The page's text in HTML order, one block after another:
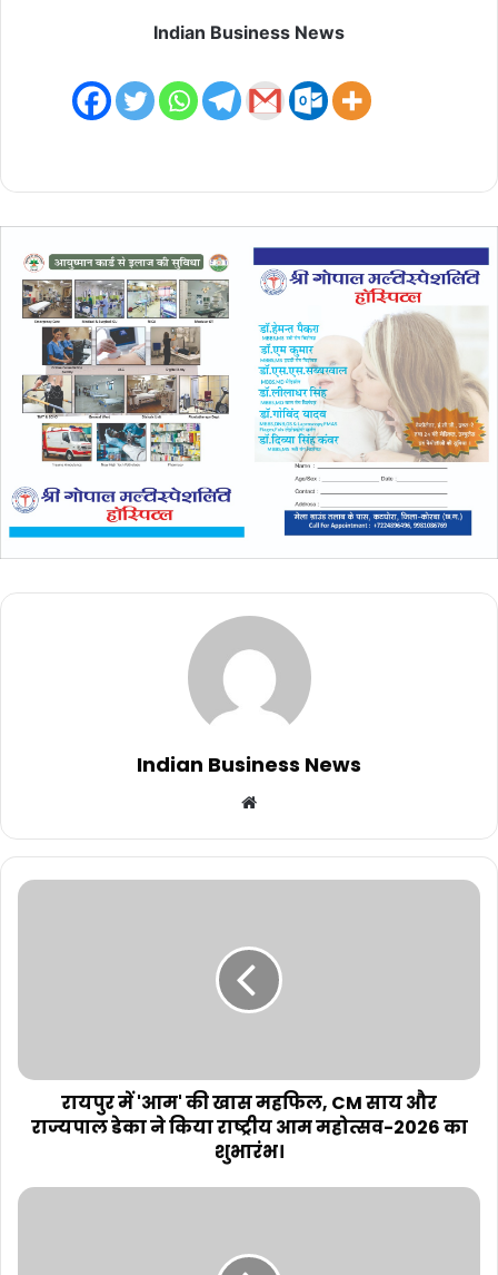
Indian Business News
Indian Business News
Website
रायपुर में 'आम' की खास महफिल, CM साय और
राज्यपाल डेका ने किया राष्ट्रीय आम महोत्सव-2026 का
शुभारंभ।